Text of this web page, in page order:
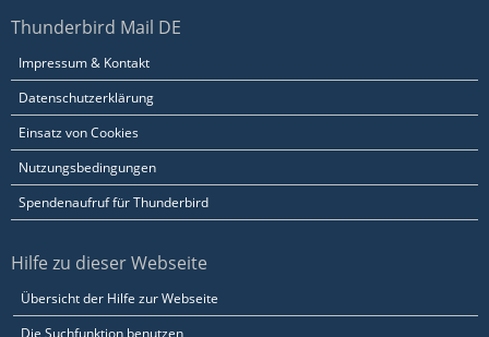
Thunderbird Mail DE
Impressum & Kontakt
Datenschutzerklärung
Einsatz von Cookies
Nutzungsbedingungen
Spendenaufruf für Thunderbird
Hilfe zu dieser Webseite
Übersicht der Hilfe zur Webseite
Die Suchfunktion benutzen